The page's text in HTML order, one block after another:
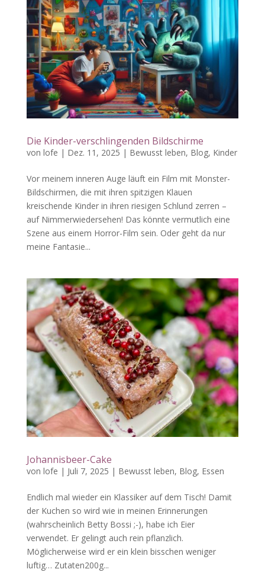
Die Kinder-verschlingenden Bildschirme
von lofe | Dez. 11, 2025 | Bewusst leben, Blog, Kinder
Vor meinem inneren Auge läuft ein Film mit Monster-
Bildschirmen, die mit ihren spitzigen Klauen
kreischende Kinder in ihren riesigen Schlund zerren –
auf Nimmerwiedersehen! Das könnte vermutlich eine
Szene aus einem Horror-Film sein. Oder geht da nur
meine Fantasie...
Johannisbeer-Cake
von lofe | Juli 7, 2025 | Bewusst leben, Blog, Essen
Endlich mal wieder ein Klassiker auf dem Tisch! Damit
der Kuchen so wird wie in meinen Erinnerungen
(wahrscheinlich Betty Bossi ;-), habe ich Eier
verwendet. Er gelingt auch rein pflanzlich.
Möglicherweise wird er ein klein bisschen weniger
luftig… Zutaten200g...